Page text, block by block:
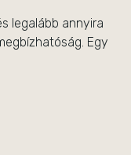
legalább annyira
Egy